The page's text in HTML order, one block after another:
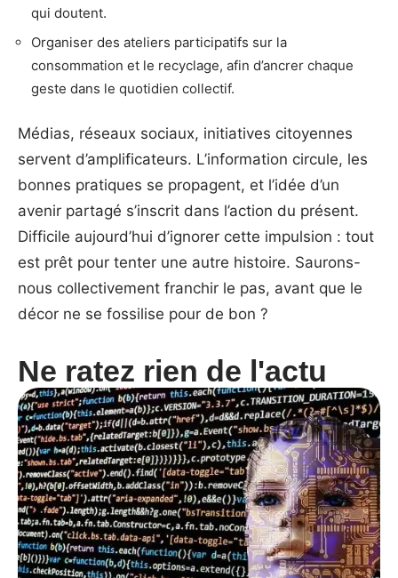
qui doutent.
Organiser des ateliers participatifs sur la
consommation et le recyclage, afin d’ancrer chaque
geste dans le quotidien collectif.
Médias, réseaux sociaux, initiatives citoyennes
servent d’amplificateurs. L’information circule, les
bonnes pratiques se propagent, et l’idée d’un
avenir partagé s’inscrit dans l’action du présent.
Difficile aujourd’hui d’ignorer cette impulsion : tout
est prêt pour tenter une autre histoire. Saurons-
nous collectivement franchir le pas, avant que le
décor ne se fossilise pour de bon ?
Ne ratez rien de l'actu